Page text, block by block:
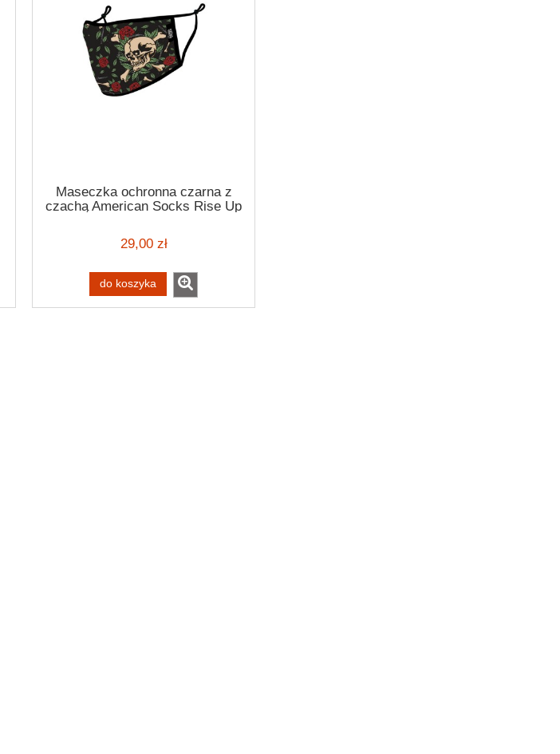
Maseczka ochronna czarna z
czachą American Socks Rise Up
ochronna
29,00 zł
do koszyka